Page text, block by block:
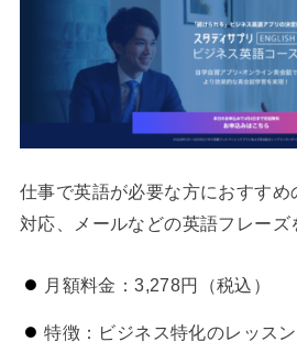
仕事で英語が必要な方におすす
対応、メールなどの英語フレーズ
月額料金：3,278円（税込）
特徴：ビジネス特化のレッス